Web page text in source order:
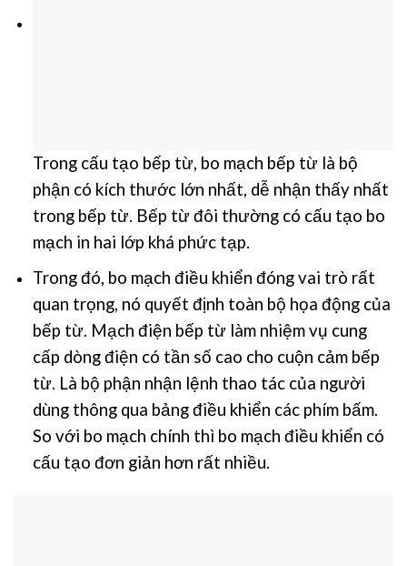
Trong cấu tạo bếp từ, bo mạch bếp từ là bộ
phận có kích thước lớn nhất, dễ nhận thấy nhất
trong bếp từ. Bếp từ đôi thường có cấu tạo bo
mạch in hai lớp khá phức tạp.
Trong đó, bo mạch điều khiển đóng vai trò rất
quan trọng, nó quyết định toàn bộ họa động của
bếp từ. Mạch điện bếp từ làm nhiệm vụ cung
cấp dòng điện có tần số cao cho cuộn cảm bếp
từ. Là bộ phận nhận lệnh thao tác của người
dùng thông qua bảng điều khiển các phím bấm.
So với bo mạch chính thì bo mạch điều khiển có
cấu tạo đơn giản hơn rất nhiều.